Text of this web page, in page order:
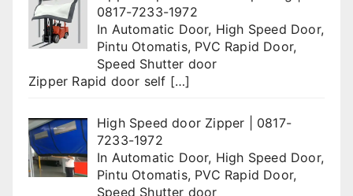
0817-7233-1972
In Automatic Door, High Speed Door,
Pintu Otomatis, PVC Rapid Door,
Speed Shutter door
Zipper Rapid door self […]
High Speed door Zipper | 0817-
7233-1972
In Automatic Door, High Speed Door,
Pintu Otomatis, PVC Rapid Door,
Speed Shutter door